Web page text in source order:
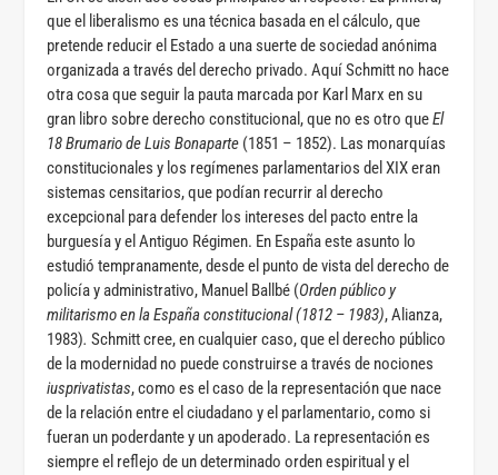
que el liberalismo es una técnica basada en el cálculo, que
pretende reducir el Estado a una suerte de sociedad anónima
organizada a través del derecho privado. Aquí Schmitt no hace
otra cosa que seguir la pauta marcada por Karl Marx en su
gran libro sobre derecho constitucional, que no es otro queEl
18 Brumario de Luis Bonaparte (1851 – 1852). Las monarquías
constitucionales y los regímenes parlamentarios del XIX eran
sistemas censitarios, que podían recurrir al derecho
excepcional para defender los intereses del pacto entre la
burguesía y el Antiguo Régimen. En España este asunto lo
estudió tempranamente, desde el punto de vista del derecho de
policía y administrativo, Manuel Ballbé (Orden público y
militarismo en la España constitucional (1812 – 1983), Alianza,
1983). Schmitt cree, en cualquier caso, que el derecho público
de la modernidad no puede construirse a través de nociones
iusprivatistas, como es el caso de la representación que nace
de la relación entre el ciudadano y el parlamentario, como si
fueran un poderdante y un apoderado. La representación es
siempre el reflejo de un determinado orden espiritual y el